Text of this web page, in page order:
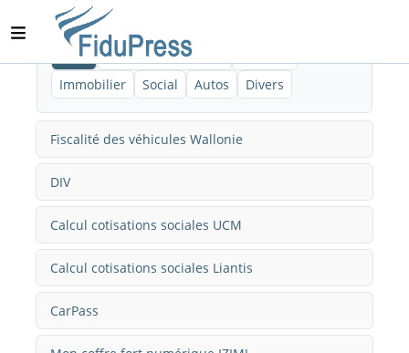
Tous E-services Finances
Immobilier
Social Autos Divers
Fiscalité des véhicules Wallonie
DIV
Calcul cotisations sociales UCM
Calcul cotisations sociales Liantis
CarPass